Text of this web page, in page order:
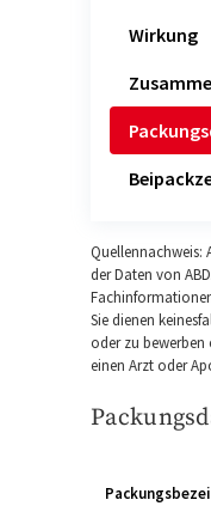
Wirkung
Quellennachweis:
der Daten von
Sie dienen
oder zu bewerben
einen Arzt oder